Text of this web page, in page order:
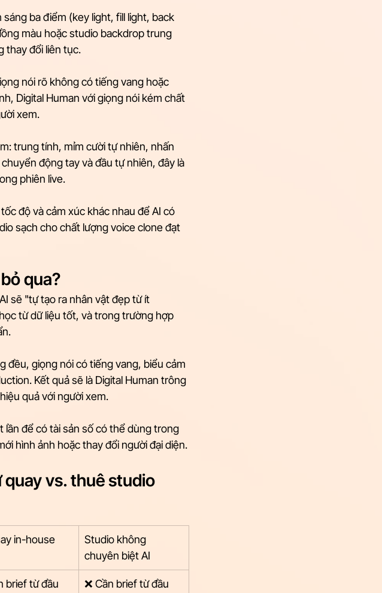
ba điểm (key light, fill light, back
màu hoặc studio backdrop trung
thay đổi liên tục.
nói rõ không có tiếng vang hoặc
Digital Human với giọng nói kém chất
xem.
trung tính, mỉm cười tự nhiên, nhấn
động tay và đầu tự nhiên, đây là
phiên live.
độ và cảm xúc khác nhau để AI có
sạch cho chất lượng voice clone đạt
qua?
sẽ "tự tạo ra nhân vật đẹp từ ít
từ dữ liệu tốt, và trong trường hợp
đều, giọng nói có tiếng vang, biểu cảm
Kết quả sẽ là Digital Human trông
quả với người xem.
để có tài sản số có thể dùng trong
hình ảnh hoặc thay đổi người đại diện.
vs. thuê studio
in-house
Studio không
chuyên biệt AI
brief từ đầu ❌ Cần brief từ đầu